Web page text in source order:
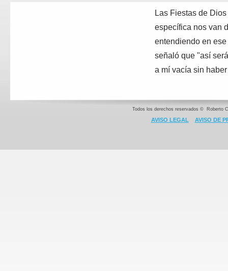
Todos los derechos reservados © Roberto
AVISO LEGAL AVISO DE
Las Fiestas de
específica nos van
entendiendo en
señaló que "así
a mí vacía sin